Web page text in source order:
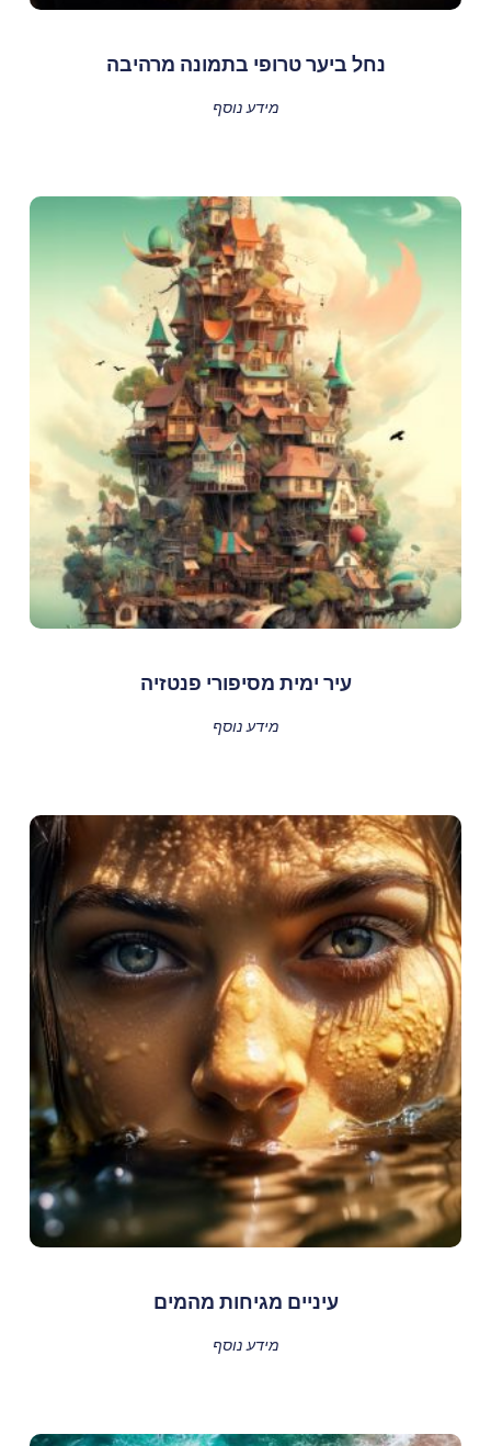
נחל ביער טרופי בתמונה מרהיבה
מידע נוסף
עיר ימית מסיפורי פנטזיה
מידע נוסף
עיניים מגיחות מהמים
מידע נוסף